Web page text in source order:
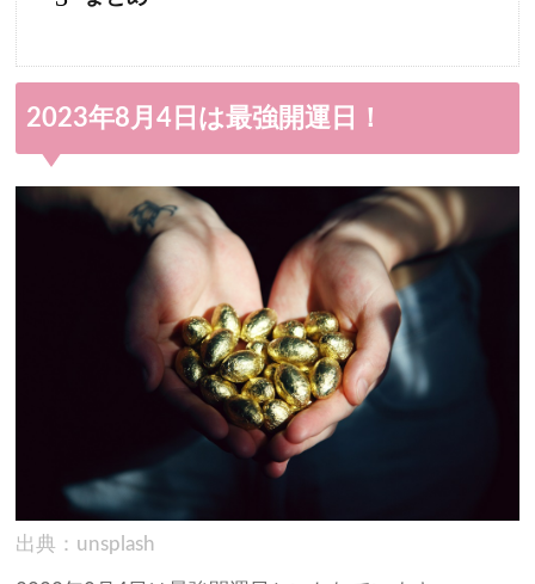
2023年8月4日は最強開運日！
出典：unsplash